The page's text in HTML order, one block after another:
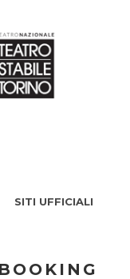
SITI UFFICIALI